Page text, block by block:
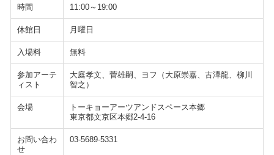
時間 11:00～19:00
休館日 月曜日
入場料 無料
参加アーテ
ィスト
大庭孝文、菅雄嗣、ヨフ（大原崇嘉、古澤龍、柳川
智之）
会場
トーキョーアーツアンドスペース本郷
東京都文京区本郷2-4-16
お問い合わ
せ
03-5689-5331